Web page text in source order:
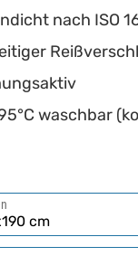
nach ISO
waschbar